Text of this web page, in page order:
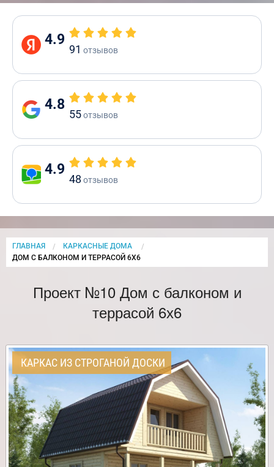
4.9
91 отзывов
4.8
55отзывов
4.9
48 отзывов
ГЛАВНАЯ
КАРКАСНЫЕ ДОМА
CURRENT:
ДОМ С БАЛКОНОМ И ТЕРРАСОЙ 6Х6
Проект №10 Дом с балконом и
террасой 6х6
КАРКАС ИЗ СТРОГАНОЙ ДОСКИ